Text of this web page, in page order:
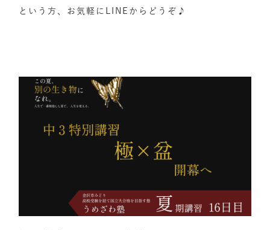
という方、お気軽にLINEからどうぞ♪